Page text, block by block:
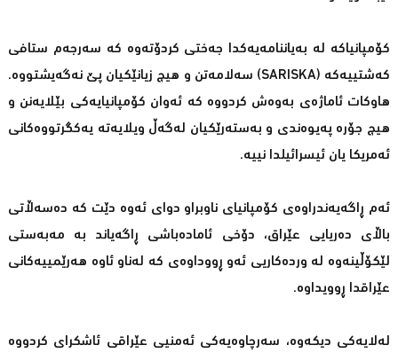
کۆمپانیاکە لە بەیاننامەیەکدا جەختی کردۆتەوە کە سەرجەم ستافی
کەشتییەکە (SARISKA) سەلامەتن و هیچ زیانێکیان پێ نەگەیشتووە.
هاوکات ئاماژەی بەوەش کردووە کە ئەوان کۆمپانیایەکی بێلایەنن و
هیچ جۆرە پەیوەندی و بەستەرێکیان لەگەڵ ویلایەتە یەکگرتووەکانی
ئەمریکا یان ئیسرائیلدا نییە.
ئەم ڕاگەیەندراوەی کۆمپانیای ناوبراو دوای ئەوە دێت کە دەسەڵاتی
باڵای دەریایی عێراق، دۆخی ئامادەباشی ڕاگەیاند بە مەبەستی
لێکۆڵینەوە لە وردەکاریی ئەو ڕووداوەی کە لەناو ئاوە هەرێمییەکانی
عێراقدا ڕوویداوە.
لەلایەکی دیکەوە، سەرچاوەیەکی ئەمنیی عێراقی ئاشکرای کردووە